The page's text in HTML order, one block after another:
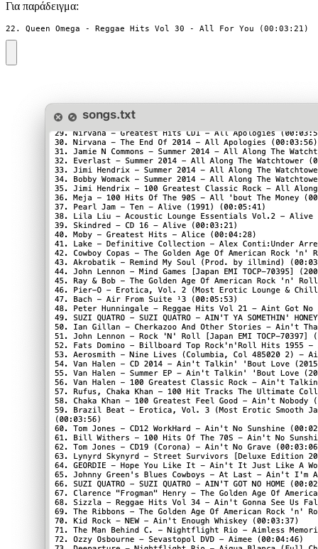
Για παράδειγμα:
22. Queen Omega - Reggae Hits Vol 30 - All For You (00:03:21)